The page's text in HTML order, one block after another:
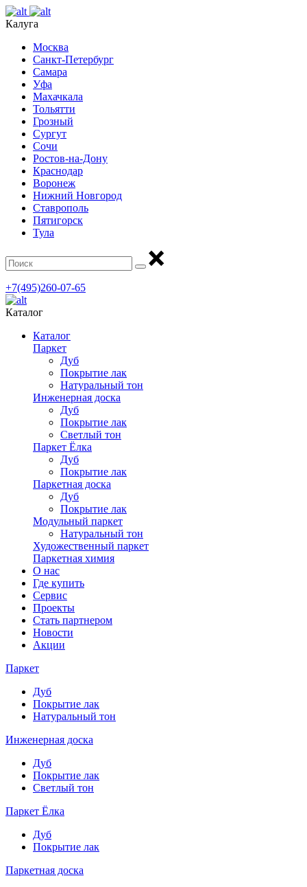
Калуга
Москва
Санкт-Петербург
Самара
Уфа
Махачкала
Тольятти
Грозный
Сургут
Сочи
Ростов-на-Дону
Краснодар
Воронеж
Нижний Новгород
Ставрополь
Пятигорск
Тула
+7(495)260-07-65
Каталог
Каталог
Паркет
Дуб
Покрытие лак
Натуральный тон
Инженерная доска
Дуб
Покрытие лак
Светлый тон
Паркет Ёлка
Дуб
Покрытие лак
Паркетная доска
Дуб
Покрытие лак
Модульный паркет
Натуральный тон
Художественный паркет
Паркетная химия
О нас
Где купить
Сервис
Проекты
Стать партнером
Новости
Акции
Паркет
Дуб
Покрытие лак
Натуральный тон
Инженерная доска
Дуб
Покрытие лак
Светлый тон
Паркет Ёлка
Дуб
Покрытие лак
Паркетная доска